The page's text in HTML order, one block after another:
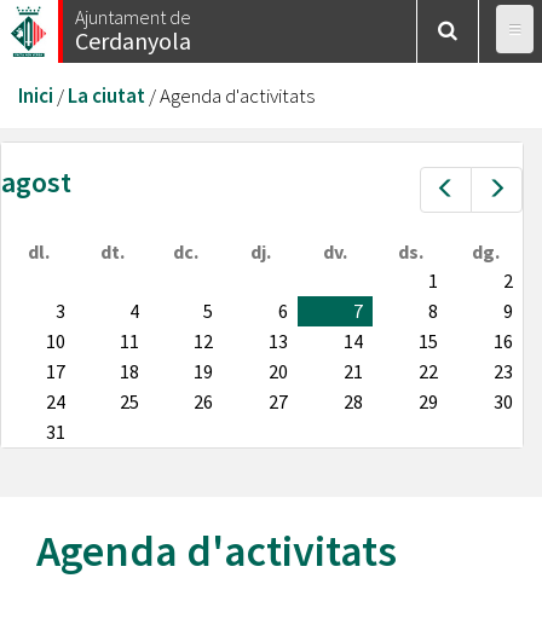
Vés
al
Ajuntament de
Cerdanyola
Esteu
aquí
Inici /La ciutat/Agenda d'activitats
Prev
agost
dl. dt. dc. dj. dv. ds.
dg.
1
2
3
4 5 6 7 8
9
10
11 12 13 14 15
16
17
18 19 20 21 22
23
24
25 26 27 28 29
30
31
Agenda d'activitats